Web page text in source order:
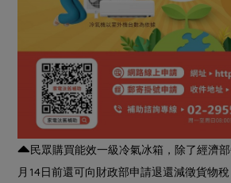
民眾購買能效一級冷氣冰箱，除了經濟
月14日前還可向財政部申請退還減徵貨物